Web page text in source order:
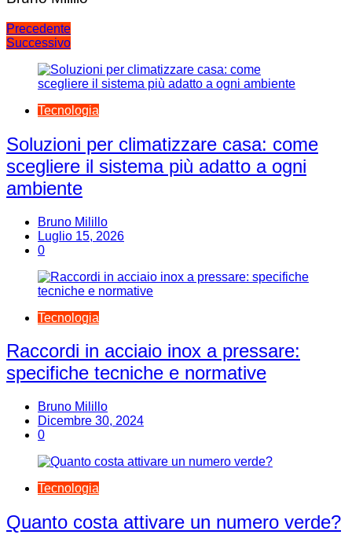
Navigazione
articoli
Precedente
Successivo
Tecnologia
Soluzioni per climatizzare casa: come
scegliere il sistema più adatto a ogni
ambiente
Bruno Milillo
Luglio 15, 2026
0
Tecnologia
Raccordi in acciaio inox a pressare:
specifiche tecniche e normative
Bruno Milillo
Dicembre 30, 2024
0
Tecnologia
Quanto costa attivare un numero verde?